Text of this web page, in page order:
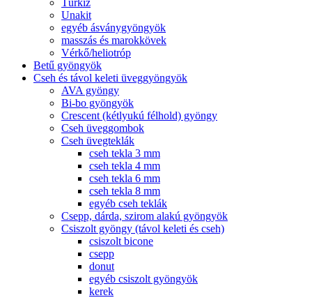
Türkiz
Unakit
egyéb ásványgyöngyök
masszás és marokkövek
Vérkő/heliotróp
Betű gyöngyök
Cseh és távol keleti üveggyöngyök
AVA gyöngy
Bi-bo gyöngyök
Crescent (kétlyukú félhold) gyöngy
Cseh üveggombok
Cseh üvegteklák
cseh tekla 3 mm
cseh tekla 4 mm
cseh tekla 6 mm
cseh tekla 8 mm
egyéb cseh teklák
Csepp, dárda, szirom alakú gyöngyök
Csiszolt gyöngy (távol keleti és cseh)
csiszolt bicone
csepp
donut
egyéb csiszolt gyöngyök
kerek